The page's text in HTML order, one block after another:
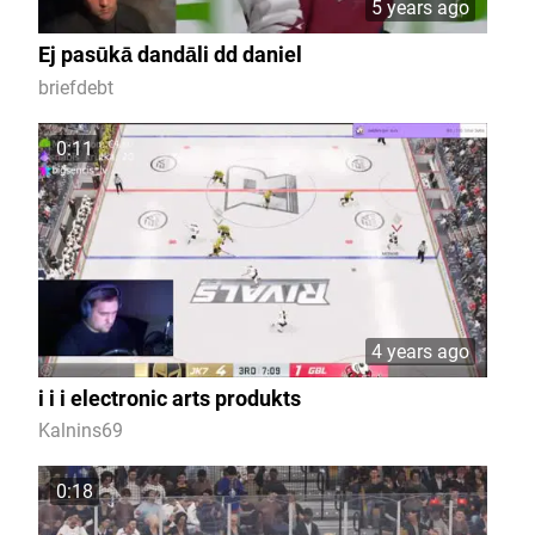
5 years ago
Ej pasūkā dandāli dd daniel
briefdebt
0:11
4 years ago
i i i electronic arts produkts
Kalnins69
0:18